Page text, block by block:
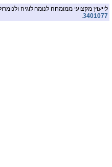
לייעוץ מקצועי ממומחה לנומרולוגיה
3401077
.